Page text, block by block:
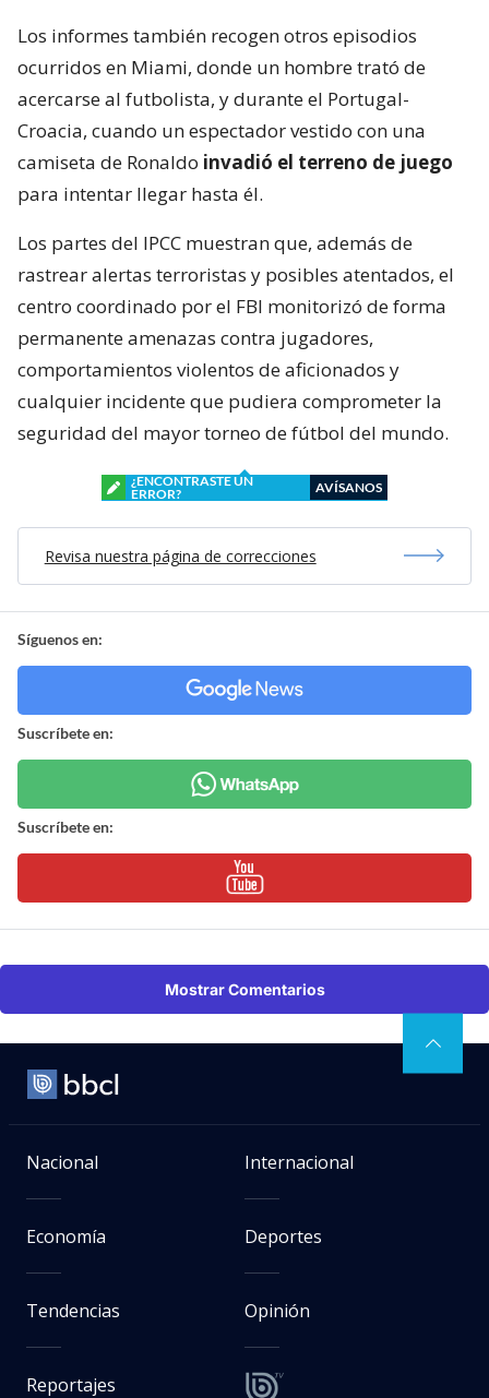
Los informes también recogen otros episodios
ocurridos en Miami, donde un hombre trató de
acercarse al futbolista, y durante el Portugal-
Croacia, cuando un espectador vestido con una
camiseta de Ronaldo invadió el terreno de juego
para intentar llegar hasta él.
Los partes del IPCC muestran que, además de
rastrear alertas terroristas y posibles atentados, el
centro coordinado por el FBI monitorizó de forma
permanente amenazas contra jugadores,
comportamientos violentos de aficionados y
cualquier incidente que pudiera comprometer la
seguridad del mayor torneo de fútbol del mundo.
¿ENCONTRASTE UN
ERROR?
AVÍSANOS
Revisa nuestra página de correcciones
Síguenos en:
Suscríbete en:
Suscríbete en:
Mostrar Comentarios
Nacional Internacional
Economía Deportes
Tendencias Opinión
Reportajes